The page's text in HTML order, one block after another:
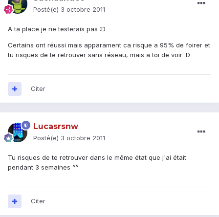
Posté(e) 3 octobre 2011
A ta place je ne testerais pas :D
Certains ont réussi mais apparament ca risque a 95% de foirer et
tu risques de te retrouver sans réseau, mais a toi de voir :D
Citer
Lucasrsnw
Posté(e) 3 octobre 2011
Tu risques de te retrouver dans le même état que j'ai était
pendant 3 semaines ^^
Citer